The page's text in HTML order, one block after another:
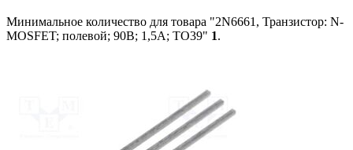
Минимальное количество для товара "2N6661, Транзистор: N-
MOSFET; полевой; 90В; 1,5А; TO39" 1.